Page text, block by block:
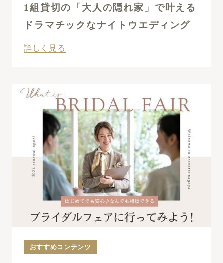
電話でフェア予約 :052-562-5528
平日 10:00 ～ 19:00 土日祝9:00 ～ 20:00
1組貸切の「大人の隠れ家」で叶える
ドラマチックなナイトウエディング
詳しく見る
おすすめコンテンツ